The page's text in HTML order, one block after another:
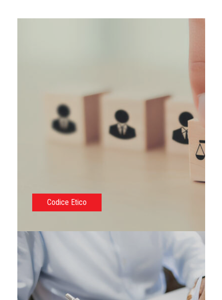
Codice Etico